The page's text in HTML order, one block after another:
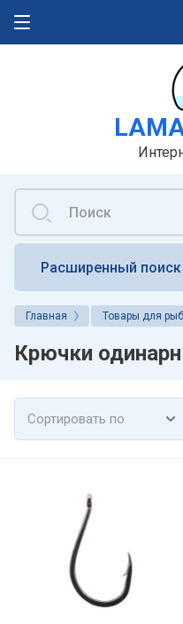
Расширенный поиск
Главная Товары для
Крючки
Сортировать по